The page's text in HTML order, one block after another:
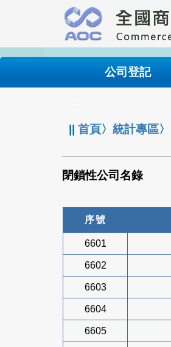
要
內
公司登記
||首頁〉統計專區〉
閉鎖性公司名錄
序號
6601
6602
6603
6604
6605